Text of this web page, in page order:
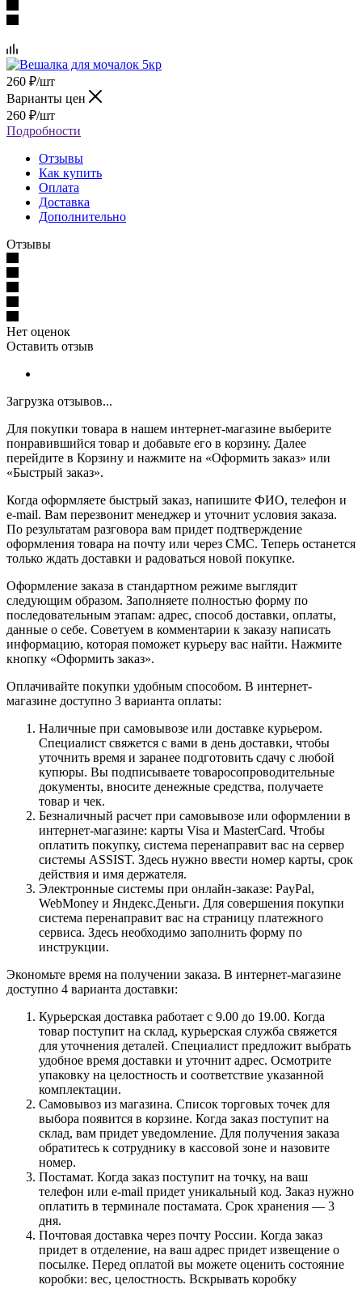
260 ₽/шт
Варианты цен
260 ₽/шт
Подробности
Отзывы
Как купить
Оплата
Доставка
Дополнительно
Отзывы
Нет оценок
Оставить отзыв
Загрузка отзывов...
Для покупки товара в нашем интернет-магазине выберите
понравившийся товар и добавьте его в корзину. Далее
перейдите в Корзину и нажмите на «Оформить заказ» или
«Быстрый заказ».
Когда оформляете быстрый заказ, напишите ФИО, телефон и
e-mail. Вам перезвонит менеджер и уточнит условия заказа.
По результатам разговора вам придет подтверждение
оформления товара на почту или через СМС. Теперь останется
только ждать доставки и радоваться новой покупке.
Оформление заказа в стандартном режиме выглядит
следующим образом. Заполняете полностью форму по
последовательным этапам: адрес, способ доставки, оплаты,
данные о себе. Советуем в комментарии к заказу написать
информацию, которая поможет курьеру вас найти. Нажмите
кнопку «Оформить заказ».
Оплачивайте покупки удобным способом. В интернет-
магазине доступно 3 варианта оплаты:
Наличные при самовывозе или доставке курьером.
Специалист свяжется с вами в день доставки, чтобы
уточнить время и заранее подготовить сдачу с любой
купюры. Вы подписываете товаросопроводительные
документы, вносите денежные средства, получаете
товар и чек.
Безналичный расчет при самовывозе или оформлении в
интернет-магазине: карты Visa и MasterCard. Чтобы
оплатить покупку, система перенаправит вас на сервер
системы ASSIST. Здесь нужно ввести номер карты, срок
действия и имя держателя.
Электронные системы при онлайн-заказе: PayPal,
WebMoney и Яндекс.Деньги. Для совершения покупки
система перенаправит вас на страницу платежного
сервиса. Здесь необходимо заполнить форму по
инструкции.
Экономьте время на получении заказа. В интернет-магазине
доступно 4 варианта доставки:
Курьерская доставка работает с 9.00 до 19.00. Когда
товар поступит на склад, курьерская служба свяжется
для уточнения деталей. Специалист предложит выбрать
удобное время доставки и уточнит адрес. Осмотрите
упаковку на целостность и соответствие указанной
комплектации.
Самовывоз из магазина. Список торговых точек для
выбора появится в корзине. Когда заказ поступит на
склад, вам придет уведомление. Для получения заказа
обратитесь к сотруднику в кассовой зоне и назовите
номер.
Постамат. Когда заказ поступит на точку, на ваш
телефон или e-mail придет уникальный код. Заказ нужно
оплатить в терминале постамата. Срок хранения — 3
дня.
Почтовая доставка через почту России. Когда заказ
придет в отделение, на ваш адрес придет извещение о
посылке. Перед оплатой вы можете оценить состояние
коробки: вес, целостность. Вскрывать коробку